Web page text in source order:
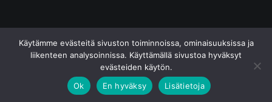
Käytämme evästeitä sivuston toiminnoissa, ominaisuuksissa ja
liikenteen analysoinnissa. Käyttämällä sivustoa hyväksyt
evästeiden käytön.
Ok
En hyväksy Lisätietoja